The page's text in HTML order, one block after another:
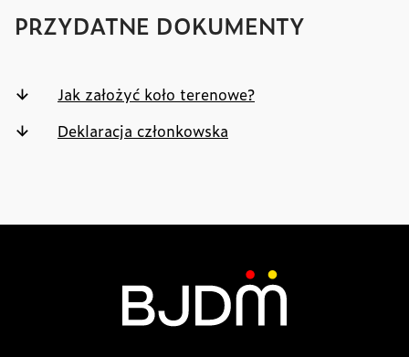
PRZYDATNE DOKUMENTY
Jak założyć koło terenowe?
Deklaracja członkowska